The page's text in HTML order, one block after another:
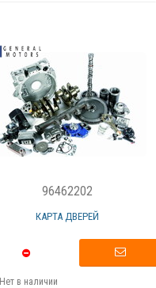
96462202
КАРТА ДВЕРЕЙ
Нет в наличии